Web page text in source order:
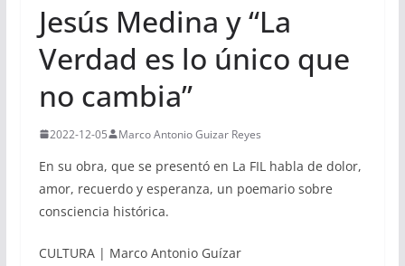
Jesús Medina y “La
Verdad es lo único que
no cambia”
2022-12-05 Marco Antonio Guizar Reyes
En su obra, que se presentó en La FIL habla de dolor,
amor, recuerdo y esperanza, un poemario sobre
consciencia histórica.
CULTURA | Marco Antonio Guízar